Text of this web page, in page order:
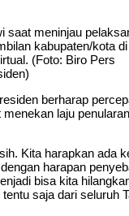
saat meninjau
kabupaten/kota di
(Foto: Biro Pers
berharap
laju
Kita harapkan ada
harapan
bisa kita
saja dari seluruh